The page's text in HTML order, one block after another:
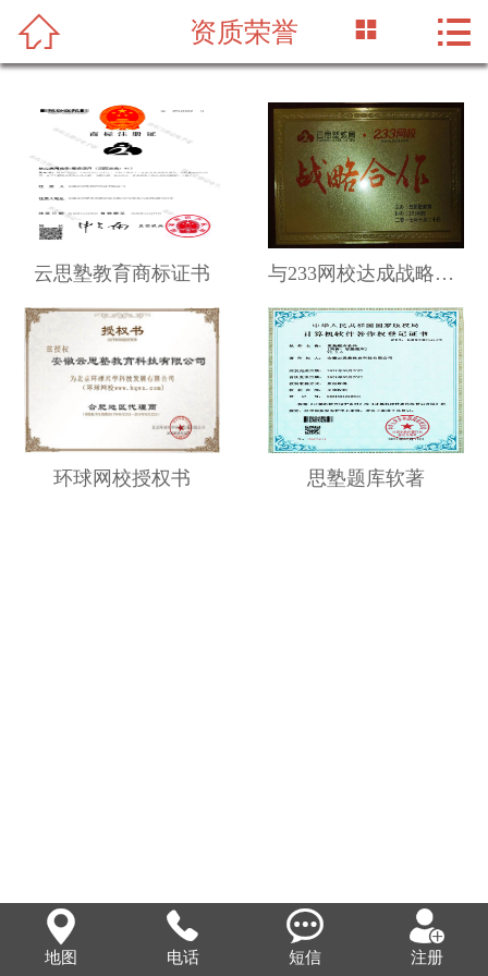
 首页
网络课程
新闻资讯
线下面授
资质荣誉
人才招聘
在线留言
 资质荣誉  
云思塾教育商标证书 与233网校达成战略合作
环球网校授权书 思塾题库软著

地图

电话

短信 注册